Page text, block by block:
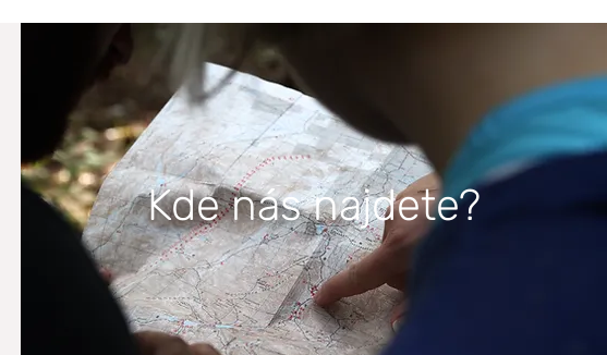
Kde nás najdete?